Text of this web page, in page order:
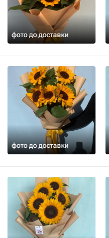
фото до доставки
фото до доставки